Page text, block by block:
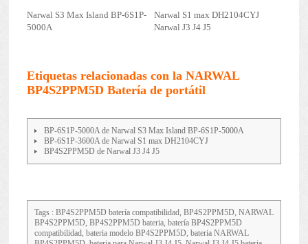
Narwal S3 Max Island BP-6S1P-
5000A
Narwal S1 max DH2104CYJ
Narwal J3 J4 J5
Etiquetas relacionadas con la NARWAL
BP4S2PPM5D Batería de portátil
BP-6S1P-5000A de Narwal S3 Max Island BP-6S1P-5000A
BP-6S1P-3600A de Narwal S1 max DH2104CYJ
BP4S2PPM5D de Narwal J3 J4 J5
Tags : BP4S2PPM5D batería compatibilidad, BP4S2PPM5D, NARWAL
BP4S2PPM5D, BP4S2PPM5D bateria, batería BP4S2PPM5D
compatibilidad, bateria modelo BP4S2PPM5D, bateria NARWAL